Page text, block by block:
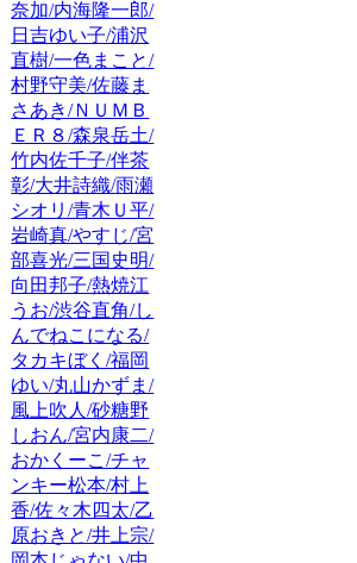
奈加/内海隆一郎/
日吉ゆい子/浦沢
直樹/一色まこと/
村野守美/佐藤ま
さあき/ＮＵＭＢ
ＥＲ８/森泉岳土/
竹内佐千子/伴茶
彰/大井詩織/雨瀬
シオリ/青木Ｕ平/
岩崎真/やすじ/宮
部喜光/三国史明/
向田邦子/熱焼江
うお/渋谷直角/し
んでねこになる/
タカキぼく/福岡
ゆい/丸山かずま/
風上吹人/砂糖野
しおん/宮内康二/
おかくーこ/チャ
ンキー松本/村上
香/佐々木四太/乙
原おきと/井上宗/